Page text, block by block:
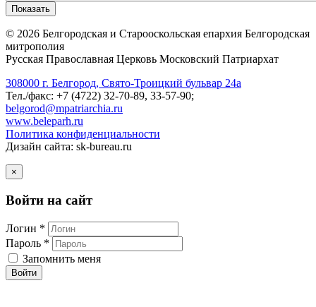
© 2026 Белгородская и Старооскольская епархия Белгородская
митрополия
Русская Православная Церковь Московский Патриархат
308000 г. Белгород, Свято-Троицкий бульвар 24а
Тел./факс: +7 (4722) 32-70-89, 33-57-90;
belgorod@mpatriarchia.ru
www.beleparh.ru
Политика конфиденциальности
Дизайн сайта: sk-bureau.ru
×
Войти на сайт
Логин *
Пароль *
Запомнить меня
Войти